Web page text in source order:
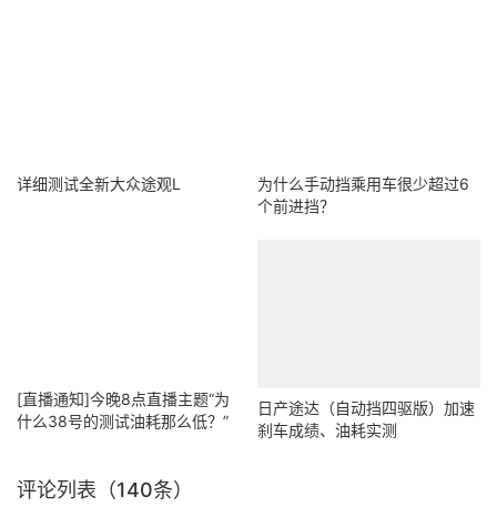
详细测试全新大众途观L
为什么手动挡乘用车很少超过6
个前进挡？
[直播通知]今晚8点直播主题“为
什么38号的测试油耗那么低？”
日产途达（自动挡四驱版）加速
刹车成绩、油耗实测
评论列表（140条）